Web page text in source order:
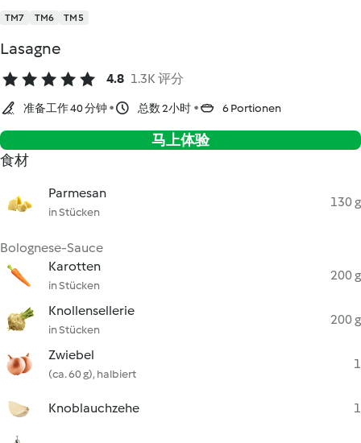
TM7 TM6 TM5
Lasagne
4.8 1.3K 评分
准备工作 40 分钟 总数 2小时 6 Portionen
马上体验
食材
Parmesan
in Stücken
130 g
Bolognese-Sauce
Karotten
in Stücken
200 g
Knollensellerie
in Stücken
200 g
Zwiebel
(ca. 60 g), halbiert
1
Knoblauchzehe 1